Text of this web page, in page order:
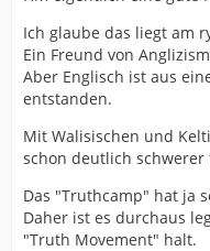
Ich glaube das liegt am
Ein Freund von
Aber Englisch ist aus
entstanden.
Mit Walisischen und
schon deutlich schwerer
Das "Truthcamp" hat ja
Daher ist es durchaus
"Truth Movement" halt.